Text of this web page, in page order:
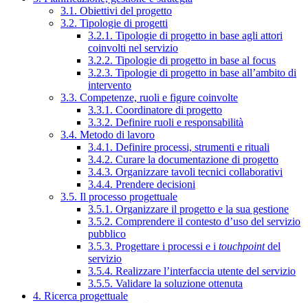
3.1. Obiettivi del progetto
3.2. Tipologie di progetti
3.2.1. Tipologie di progetto in base agli attori
coinvolti nel servizio
3.2.2. Tipologie di progetto in base al focus
3.2.3. Tipologie di progetto in base all’ambito di
intervento
3.3. Competenze, ruoli e figure coinvolte
3.3.1. Coordinatore di progetto
3.3.2. Definire ruoli e responsabilità
3.4. Metodo di lavoro
3.4.1. Definire processi, strumenti e rituali
3.4.2. Curare la documentazione di progetto
3.4.3. Organizzare tavoli tecnici collaborativi
3.4.4. Prendere decisioni
3.5. Il processo progettuale
3.5.1. Organizzare il progetto e la sua gestione
3.5.2. Comprendere il contesto d’uso del servizio
pubblico
3.5.3. Progettare i processi e i touchpointdel
servizio
3.5.4. Realizzare l’interfaccia utente del servizio
3.5.5. Validare la soluzione ottenuta
4. Ricerca progettuale